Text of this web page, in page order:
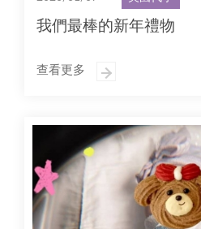
我們最棒的新年禮物
查看更多